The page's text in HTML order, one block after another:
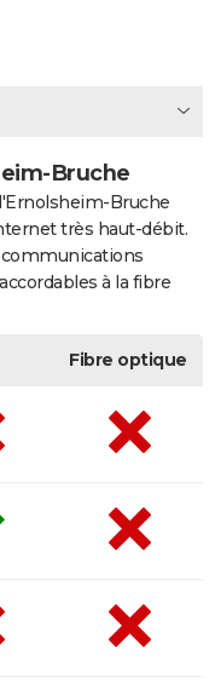
Bruche
Bruche
très haut-débit.
à la fibre
Fibre optique